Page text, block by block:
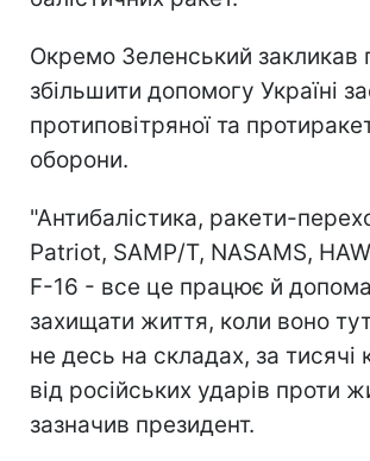
Окремо Зеленський закликав
збільшити допомогу Україні
протиповітряної та
оборони.
"Антибалістика, ракети-
Patriot, SAMP/T, NASAMS,
F-16 - все це працює й
захищати життя, коли воно
не десь на складах, за тисячі
від російських ударів проти
зазначив президент.